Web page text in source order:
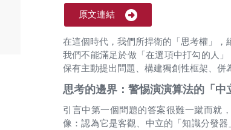
原文連結
在這個時代，我們所捍衛的「思考權」
我們不能滿足於做「在選項中打勾的人
保有主動提出問題、構建獨創性框架、併
思考的邊界：警惕演演算法的「中
引言中第一個問題的答案很難一蹴而就
像：認為它是客觀、中立的「知識分發